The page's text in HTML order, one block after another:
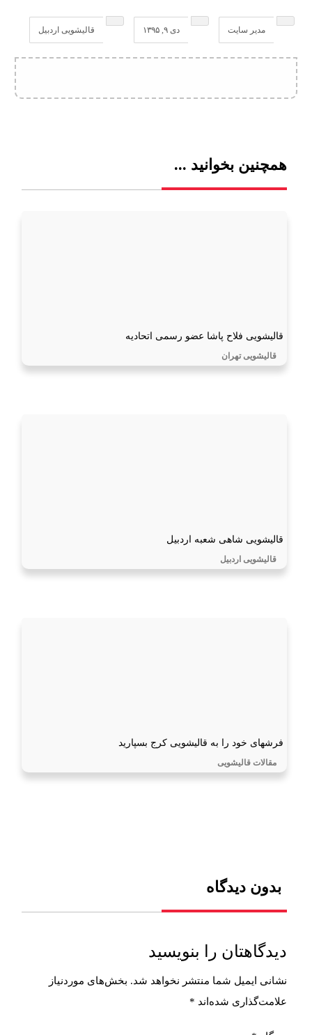
مدیر سایت دی ۹, ۱۳۹۵ قالیشویی اردبیل
همچنین بخوانید ...
قالیشویی فلاح پاشا عضو رسمی اتحادیه
قالیشویی تهران
قالیشویی شاهی شعبه اردبیل
قالیشویی اردبیل
فرشهای خود را به قالیشویی کرج بسپارید
مقالات قالیشویی
بدون دیدگاه
دیدگاهتان را بنویسید
نشانی ایمیل شما منتشر نخواهد شد. بخش‌های موردنیاز
علامت‌گذاری شده‌اند *